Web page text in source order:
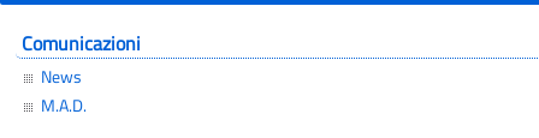
Comunicazioni
News
M.A.D.